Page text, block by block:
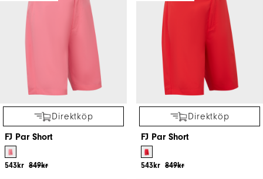
Direktköp
FJ Par Short
849kr
543kr
Direktköp
FJ Par Short
849kr
543kr